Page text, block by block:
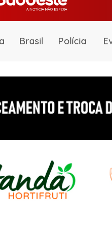
Brasil Polícia